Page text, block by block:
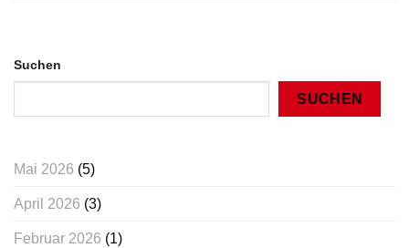
Suchen
SUCHEN
Mai 2026 (5)
April 2026 (3)
Februar 2026 (1)